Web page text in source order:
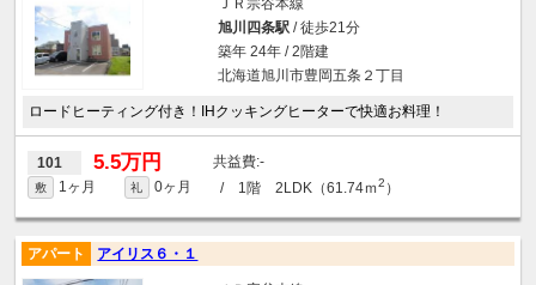
ＪＲ宗谷本線
旭川四条駅/ 徒歩21分
築年 24年 / 2階建
北海道旭川市豊岡五条２丁目
ロードヒーティング付き！IHクッキングヒーターで快適お料理！
101 5.5万円 -
敷 1ヶ月 礼 0ヶ月 / 1階 2LDK（61.74ｍ2 ）
アパート アイリス６・１